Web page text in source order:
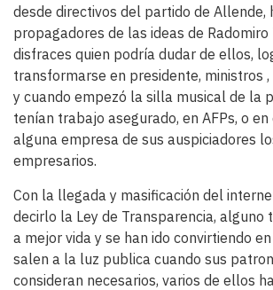
desde directivos del partido de Allende,
propagadores de las ideas de Radomiro
disfraces quien podría dudar de ellos,
transformarse en presidente, ministros
y cuando empezó la silla musical de la
tenían trabajo asegurado, en AFPs, o
alguna empresa de sus auspiciadores
empresarios.
Con la llegada y masificación del
decirlo la Ley de Transparencia, alguno
a mejor vida y se han ido convirtiendo
salen a la luz publica cuando sus
consideran necesarios, varios de ellos